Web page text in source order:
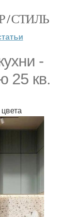
/ СТИЛЬ
-
25 кв.